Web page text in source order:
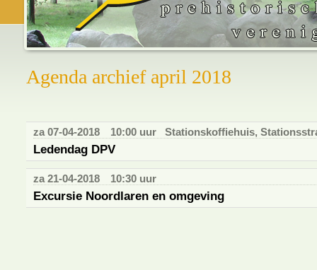
Agenda archief april 2018
za 07-04-2018 10:00 uur Stationskoffiehuis,
Ledendag DPV
za 21-04-2018 10:30 uur
Excursie Noordlaren en omgeving